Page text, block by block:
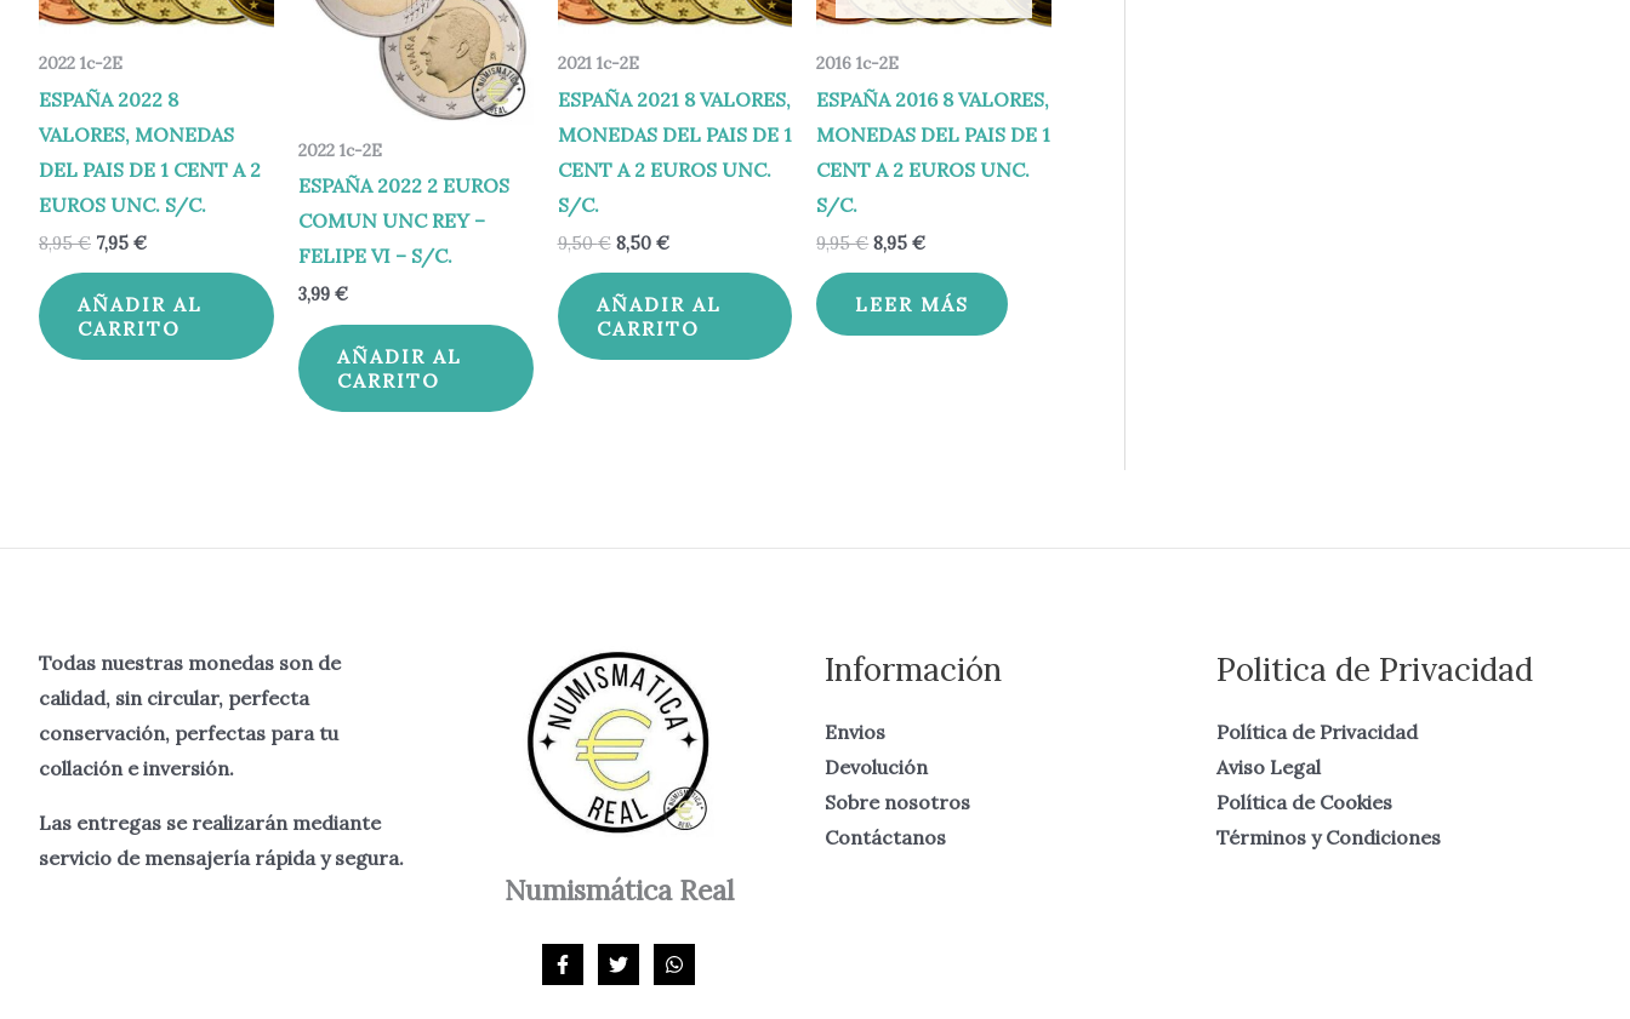
2022 1c-2E
ESPAÑA 2022 8
VALORES, MONEDAS
DEL PAIS DE 1 CENT A 2
EUROS UNC. S/C.
8,95€ 7,95 €
AÑADIR AL
CARRITO
2022 1c-2E
ESPAÑA 2022 2 EUROS
COMUN UNC REY –
FELIPE VI – S/C.
3,99 €
AÑADIR AL
CARRITO
2021 1c-2E
ESPAÑA 2021 8 VALORES,
MONEDAS DEL PAIS DE 1
CENT A 2 EUROS UNC.
S/C.
9,50€ 8,50 €
AÑADIR AL
CARRITO
2016 1c-2E
ESPAÑA 2016 8 VALORES,
MONEDAS DEL PAIS DE 1
CENT A 2 EUROS UNC.
S/C.
9,95€ 8,95€
LEER MÁS
Todas nuestras monedas son de
calidad, sin circular, perfecta
conservación, perfectas para tu
collación e inversión.
Las entregas se realizarán mediante
servicio de mensajería rápida y segura.
NumismáticaReal
Información
Envios
Devolución
Sobre nosotros
Contáctanos
Politica de Privacidad
Política de Privacidad
Aviso Legal
Política de Cookies
Términos y Condiciones